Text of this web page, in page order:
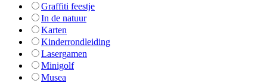
Graffiti feestje
In de natuur
Karten
Kinderrondleiding
Lasergamen
Minigolf
Musea